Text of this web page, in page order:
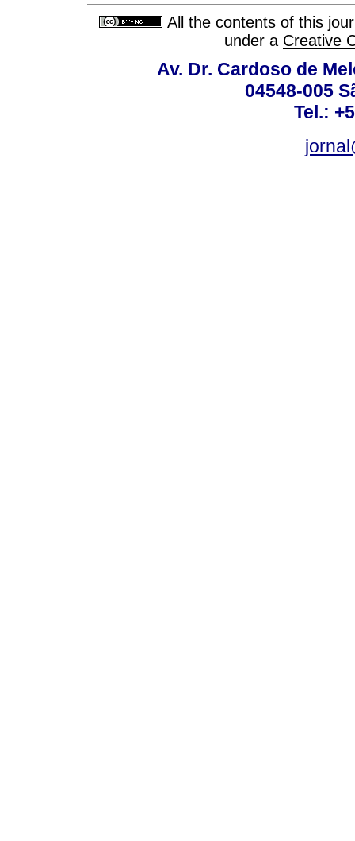
All the contents of this
under a Creative
Av. Dr. Cardoso de
04548-005
Tel.: